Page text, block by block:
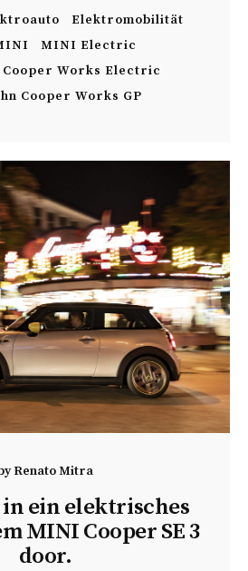
Elektromobilität
MINI Electric
Cooper Works Electric
Cooper Works GP
Renato Mitra
in ein elektrisches
MINI Cooper SE 3
door.